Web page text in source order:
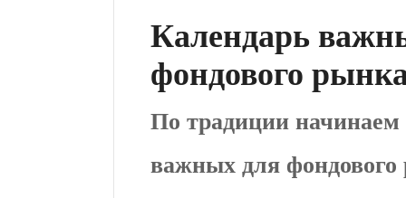
Календарь
фондового
По традиции
важных для